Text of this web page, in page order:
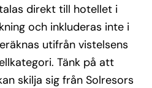
direkt till hotellet i
och inkluderas inte i
utifrån vistelsens
Tänk på att
skilja sig från Solresors